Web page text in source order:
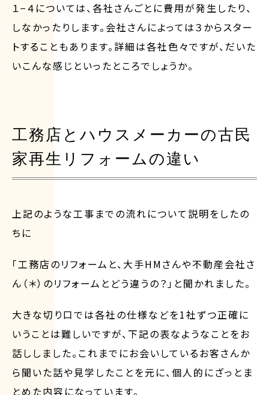
１−４については、各社さんごとに費用が発生したり、
しなかったりします。会社さんによっては３からスター
トすることもあります。詳細は各社色々ですが、だいた
いこんな感じといったところでしょうか。
工務店とハウスメーカーの古民
家再生リフォームの違い
上記のような工事までの流れについて説明をしたの
ちに
「工務店のリフォームと、大手HMさんや不動産会社さ
ん（＊）のリフォームとどう違うの？」と聞かれました。
大きな切り口では各社の仕様などを1社ずつ正確に
いうことは難しいですが、下記の表なようなことをお
話ししました。これまでにお会いしているお客さんか
ら聞いた話や見学したことを元に、個人的にざっとま
とめた内容になっています。